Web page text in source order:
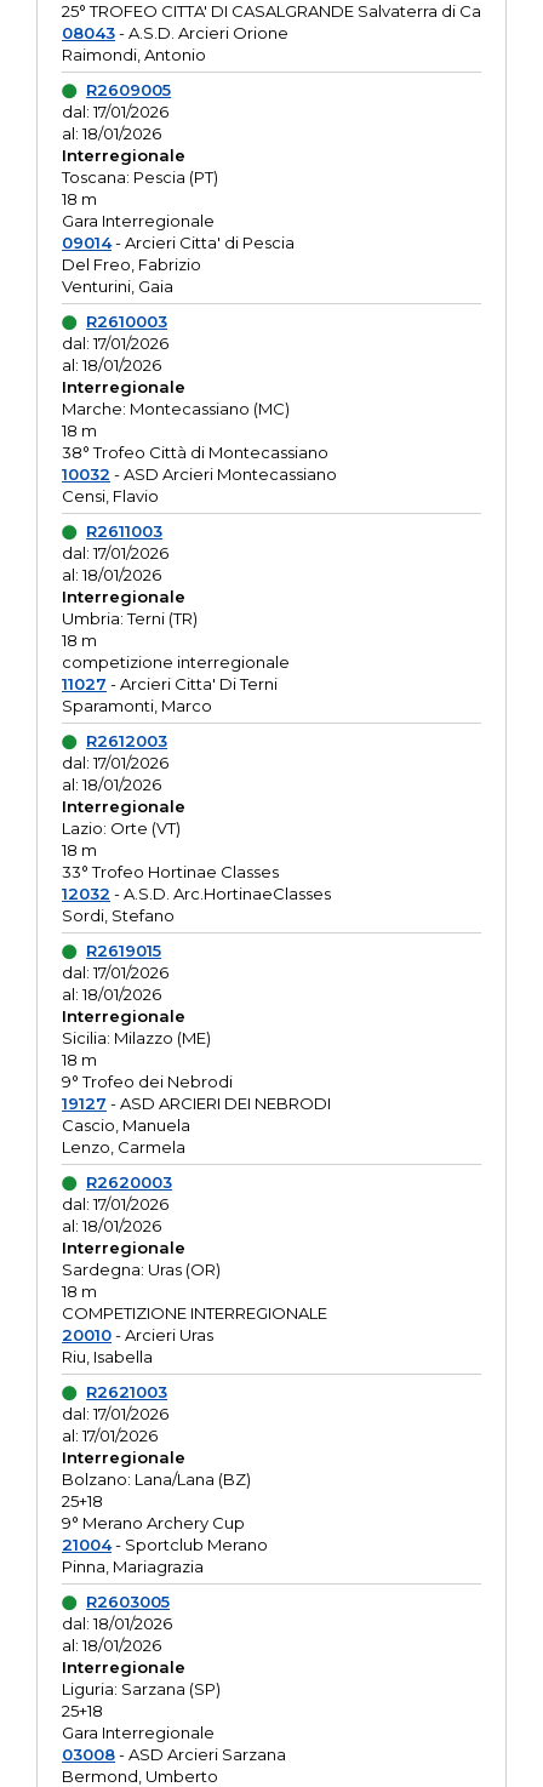
25° TROFEO CITTA' DI CASALGRANDE Salvaterra di Ca
08043- A.S.D. Arcieri Orione
Raimondi, Antonio
R2609005
dal: 17/01/2026
al: 18/01/2026
Interregionale
Toscana: Pescia (PT)
18 m
Gara Interregionale
09014- Arcieri Citta' di Pescia
Del Freo, Fabrizio
Venturini, Gaia
R2610003
dal: 17/01/2026
al: 18/01/2026
Interregionale
Marche: Montecassiano (MC)
18 m
38° Trofeo Città di Montecassiano
10032 - ASD Arcieri Montecassiano
Censi, Flavio
R2611003
dal: 17/01/2026
al: 18/01/2026
Interregionale
Umbria: Terni (TR)
18 m
competizione interregionale
11027 - Arcieri Citta' Di Terni
Sparamonti, Marco
R2612003
dal: 17/01/2026
al: 18/01/2026
Interregionale
Lazio: Orte (VT)
18 m
33° Trofeo Hortinae Classes
12032 - A.S.D. Arc.HortinaeClasses
Sordi, Stefano
R2619015
dal: 17/01/2026
al: 18/01/2026
Interregionale
Sicilia: Milazzo (ME)
18 m
9° Trofeo dei Nebrodi
19127 - ASD ARCIERI DEI NEBRODI
Cascio, Manuela
Lenzo, Carmela
R2620003
dal: 17/01/2026
al: 18/01/2026
Interregionale
Sardegna: Uras (OR)
18 m
COMPETIZIONE INTERREGIONALE
20010- Arcieri Uras
Riu, Isabella
R2621003
dal: 17/01/2026
al: 17/01/2026
Interregionale
Bolzano: Lana/Lana (BZ)
25+18
9° Merano Archery Cup
21004- Sportclub Merano
Pinna, Mariagrazia
R2603005
dal: 18/01/2026
al: 18/01/2026
Interregionale
Liguria: Sarzana (SP)
25+18
Gara Interregionale
03008- ASD Arcieri Sarzana
Bermond, Umberto